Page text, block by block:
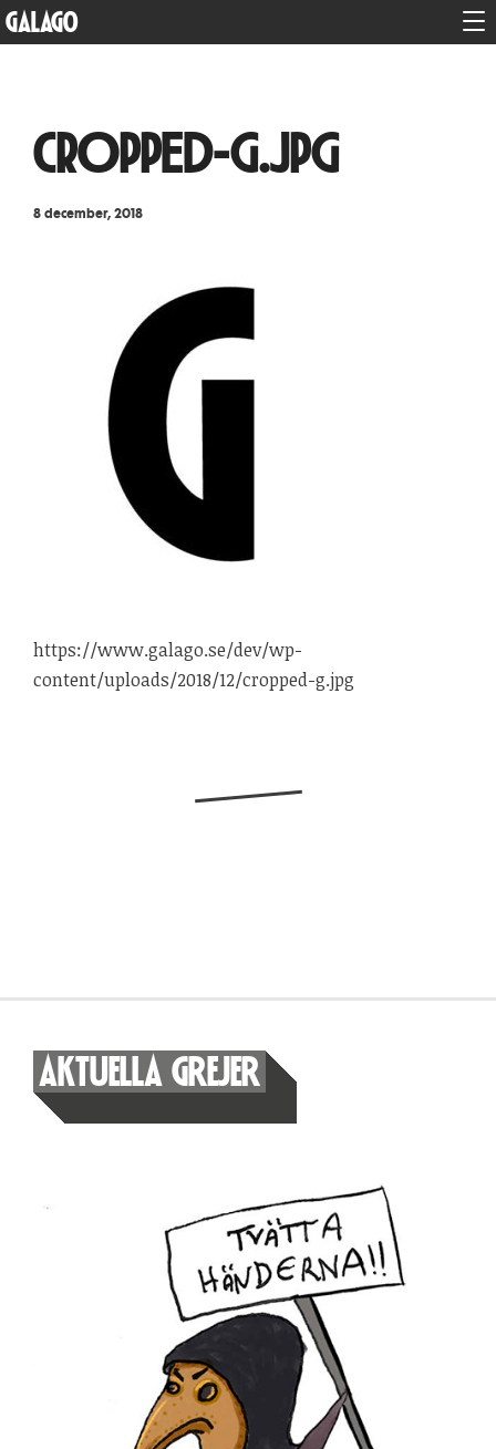
GALAGO
cropped-g.jpg
8 december, 2018
https://www.galago.se/dev/wp-
content/uploads/2018/12/cropped-g.jpg
AKTUELLA GREJER